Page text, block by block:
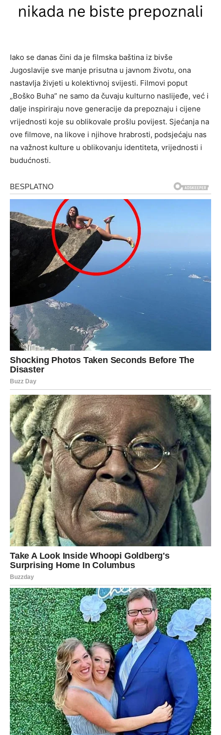
Iako se danas čini da je filmska baština iz bivše
Jugoslavije sve manje prisutna u javnom životu, ona
nastavlja živjeti u kolektivnoj svijesti. Filmovi poput
„Boško Buha” ne samo da čuvaju kulturno naslijeđe, već i
dalje inspiriraju nove generacije da prepoznaju i cijene
vrijednosti koje su oblikovale prošlu povijest. Sjećanja na
ove filmove, na likove i njihove hrabrosti, podsjećaju nas
na važnost kulture u oblikovanju identiteta, vrijednosti i
budućnosti.